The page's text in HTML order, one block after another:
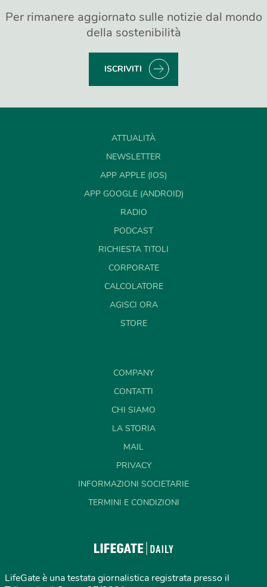
Per rimanere aggiornato sulle notizie dal mondo
della sostenibilità
ISCRIVITI
ATTUALITÀ
NEWSLETTER
APP APPLE (IOS)
APP GOOGLE (ANDROID)
RADIO
PODCAST
RICHIESTA TITOLI
CORPORATE
CALCOLATORE
AGISCI ORA
STORE
COMPANY
CONTATTI
CHI SIAMO
LA STORIA
MAIL
PRIVACY
INFORMAZIONI SOCIETARIE
TERMINI E CONDIZIONI
LifeGate è una testata giornalistica registrata presso il